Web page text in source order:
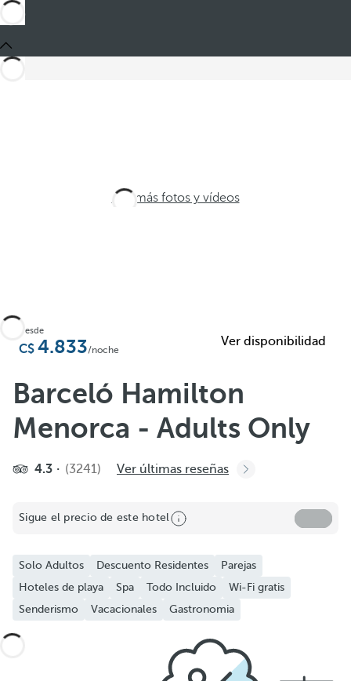
Ver más fotos y vídeos
Desde
4.833/noche
Ver disponibilidad
Barceló Hamilton
Menorca - Adults Only
4.3 (3241) Ver últimas reseñas
Sigue el precio de este hotel
Solo Adultos Descuento Residentes
Parejas
Hoteles de playa
Spa Todo Incluido
Wi-Fi gratis
Senderismo
Vacacionales Gastronomia